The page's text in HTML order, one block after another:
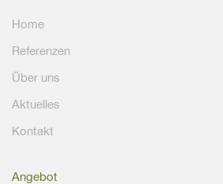
Home
Referenzen
Über uns
Aktuelles
Kontakt
Angebot